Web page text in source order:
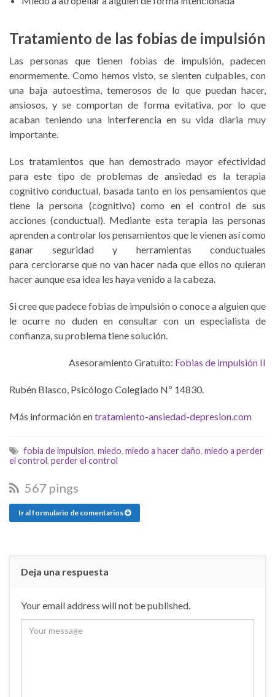
Tratamiento de las fobias de impulsión
Las personas que tienen fobias de impulsión, padecen
enormemente. Como hemos visto, se sienten culpables, con
una baja autoestima, temerosos de lo que puedan hacer,
ansiosos, y se comportan de forma evitativa, por lo que
acaban teniendo una interferencia en su vida diaria muy
importante.
Los tratamientos que han demostrado mayor efectividad
para este tipo de problemas de ansiedad es la terapia
cognitivo conductual, basada tanto en los pensamientos que
tiene la persona (cognitivo) como en el control de sus
acciones (conductual). Mediante esta terapia las personas
aprenden a controlar los pensamientos que le vienen así como
ganar seguridad y herramientas conductuales
para cerciorarse que no van hacer nada que ellos no quieran
hacer aunque esa idea les haya venido a la cabeza.
Si cree que padece fobias de impulsión o conoce a alguien que
le ocurre no duden en consultar con un especialista de
confianza, su problema tiene solución.
Asesoramiento Gratuito: Fobias de impulsión II
Rubén Blasco, Psicólogo Colegiado Nº 14830.
Más información entratamiento-ansiedad-depresion.com
fobia de impulsion, miedo, miedo a hacer daño, miedo a perder
el control, perder el control
567 pings
Ir al formulario de comentarios
Deja una respuesta
Your email address will not be published.